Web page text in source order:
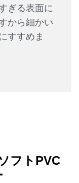
ぎる表面に
から細かい
すすめま
フトPVC